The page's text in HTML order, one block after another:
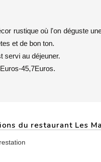
rustique où l'on déguste
et de bon ton.
servi au déjeuner.
45,7Euros.
du restaurant Les